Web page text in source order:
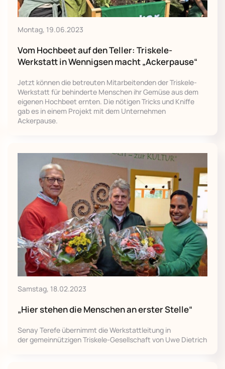
Montag, 19.06.2023
Vom Hochbeet auf den Teller: Triskele-
Werkstatt in Wennigsen macht „Ackerpause“
Jetzt können die betreuten Mitarbeitenden der Triskele-
Werkstatt für behinderte Menschen ihr Gemüse aus dem
eigenen Hochbeet ernten. Die nötigen Tricks und Kniffe
gab es in einem Projekt mit dem Unternehmen
Ackerpause.
Samstag, 18.02.2023
„Hier stehen die Menschen an erster Stelle“
Senay Terefe übernimmt die Werkstattleitung in
der gemeinnützigen Triskele-Gesellschaft von Uwe Dietrich